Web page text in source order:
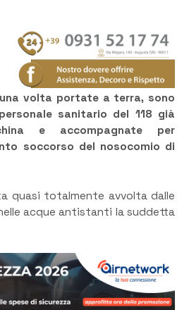
volta portate a terra, sono
sanitario del 118 già
e accompagnate per
soccorso del nosocomio di
quasi totalmente avvolta dalle
acque antistanti la suddetta